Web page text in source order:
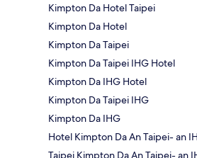
Kimpton Da Hotel Taipei
Kimpton Da Hotel
Kimpton Da Taipei
Kimpton Da Taipei IHG Hotel
Kimpton Da IHG Hotel
Kimpton Da Taipei IHG
Kimpton Da IHG
Hotel Kimpton Da An Taipei- an
Taipei Kimpton Da An Taipei- an